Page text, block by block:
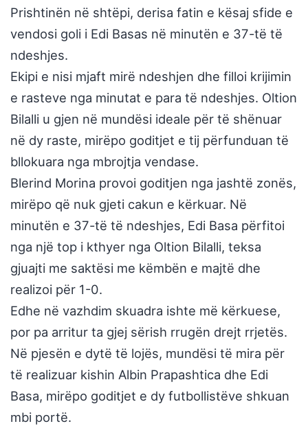
Prishtinën në shtëpi, derisa fatin e kësaj sfide e
vendosi goli i Edi Basas në minutën e 37-të të
ndeshjes.
Ekipi e nisi mjaft mirë ndeshjen dhe filloi krijimin
e rasteve nga minutat e para të ndeshjes. Oltion
Bilalli u gjen në mundësi ideale për të shënuar
në dy raste, mirëpo goditjet e tij përfunduan të
bllokuara nga mbrojtja vendase.
Blerind Morina provoi goditjen nga jashtë zonës,
mirëpo që nuk gjeti cakun e kërkuar. Në
minutën e 37-të të ndeshjes, Edi Basa përfitoi
nga një top i kthyer nga Oltion Bilalli, teksa
gjuajti me saktësi me këmbën e majtë dhe
realizoi për 1-0.
Edhe në vazhdim skuadra ishte më kërkuese,
por pa arritur ta gjej sërish rrugën drejt rrjetës.
Në pjesën e dytë të lojës, mundësi të mira për
të realizuar kishin Albin Prapashtica dhe Edi
Basa, mirëpo goditjet e dy futbollistëve shkuan
mbi portë.